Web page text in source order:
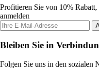
Profitieren Sie von 10%
anmelden
Bleiben Sie in
Folgen Sie uns in den sozialen